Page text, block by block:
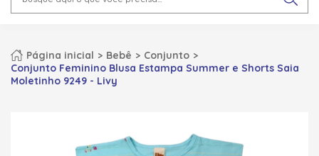
Página inicial Bebê
Conjunto
Conjunto Feminino Blusa Estampa Summer e Shorts Saia
Moletinho 9249 - Livy